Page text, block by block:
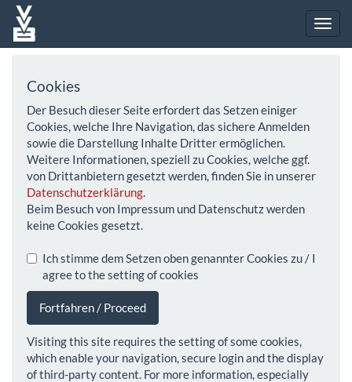
Cookies
Der Besuch dieser Seite erfordert das Setzen einiger
Cookies, welche Ihre Navigation, das sichere Anmelden
sowie die Darstellung Inhalte Dritter ermöglichen.
Weitere Informationen, speziell zu Cookies, welche ggf.
von Drittanbietern gesetzt werden, finden Sie in unserer
Datenschutzerklärung.
Beim Besuch von Impressum und Datenschutz werden
keine Cookies gesetzt.
Ich stimme dem Setzen oben genannter Cookies zu / I
agree to the setting of cookies
Fortfahren / Proceed
Visiting this site requires the setting of some cookies,
which enable your navigation, secure login and the display
of third-party content. For more information, especially